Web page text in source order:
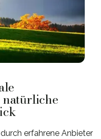
natürliche
durch erfahrene Anbieter